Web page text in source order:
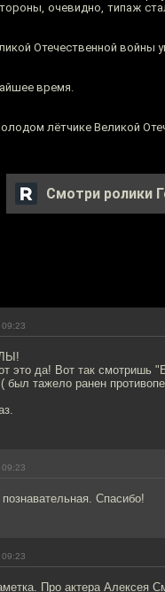
очевидно, типаж
Отечественной войны
время.
лётчике Великой
Смотри ролики
это да! Вот так смотришь
был тажело ранен
Спасибо!
Про актера Алексея